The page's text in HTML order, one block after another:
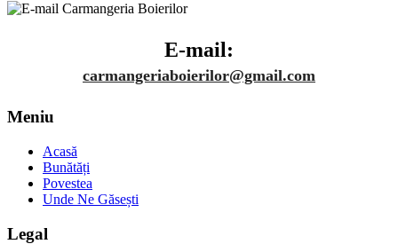
E-mail:
carmangeriaboierilor@gmail.com
Meniu
Acasă
Bunătăți
Povestea
Unde Ne Găsești
Legal